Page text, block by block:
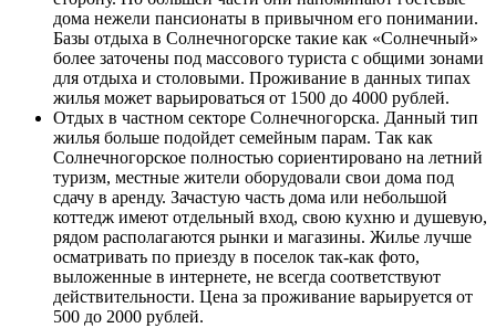
дома нежели пансионаты в привычном его понимании.
Базы отдыха в Солнечногорске такие как «Солнечный»
более заточены под массового туриста с общими зонами
для отдыха и столовыми. Проживание в данных типах
жилья может варьироваться от 1500 до 4000 рублей.
Отдых в частном секторе Солнечногорска. Данный тип
жилья больше подойдет семейным парам. Так как
Солнечногорское полностью сориентировано на летний
туризм, местные жители оборудовали свои дома под
сдачу в аренду. Зачастую часть дома или небольшой
коттедж имеют отдельный вход, свою кухню и душевую,
рядом располагаются рынки и магазины. Жилье лучше
осматривать по приезду в поселок так-как фото,
выложенные в интернете, не всегда соответствуют
действительности. Цена за проживание варьируется от
500 до 2000 рублей.